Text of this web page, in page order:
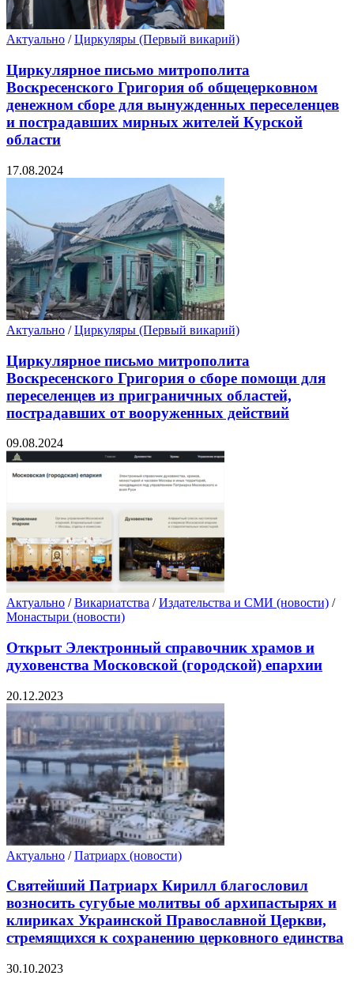
Актуально /Циркуляры (Первый викарий)
Циркулярное письмо митрополита
Воскресенского Григория об общецерковном
денежном сборе для вынужденных переселенцев
и пострадавших мирных жителей Курской
области
17.08.2024
Актуально /Циркуляры (Первый викарий)
Циркулярное письмо митрополита
Воскресенского Григория о сборе помощи для
переселенцев из приграничных областей,
пострадавших от вооруженных действий
09.08.2024
Актуально /Викариатства /Издательства и СМИ (новости) /
Монастыри (новости)
Открыт Электронный справочник храмов и
духовенства Московской (городской) епархии
20.12.2023
Актуально /Патриарх (новости)
Святейший Патриарх Кирилл благословил
возносить сугубые молитвы об архипастырях и
клириках Украинской Православной Церкви,
стремящихся к сохранению церковного единства
30.10.2023